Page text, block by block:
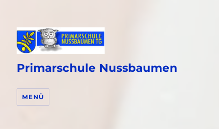
Primarschule Nussbaumen
MENÜ